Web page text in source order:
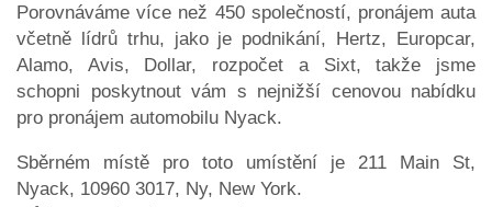
Porovnáváme více než 450 společností, pronájem auta
včetně lídrů trhu, jako je podnikání, Hertz, Europcar,
Alamo, Avis, Dollar, rozpočet a Sixt, takže jsme
schopni poskytnout vám s nejnižší cenovou nabídku
pro pronájem automobilu Nyack.
Sběrném místě pro toto umístění je 211 Main St,
Nyack, 10960 3017, Ny, New York.